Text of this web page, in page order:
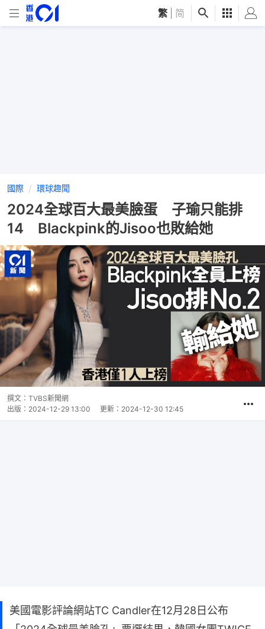
繁 简
國際 環球趣聞
2024全球百大最美臉蛋 子瑜只能排
14 Blackpink的Jisoo也敗給她
撰文： TVBS新聞網
出版： 2024-12-29 13:00 更新： 2024-12-30 12:45
美國電影評論網站TC Candler在12月28日公布